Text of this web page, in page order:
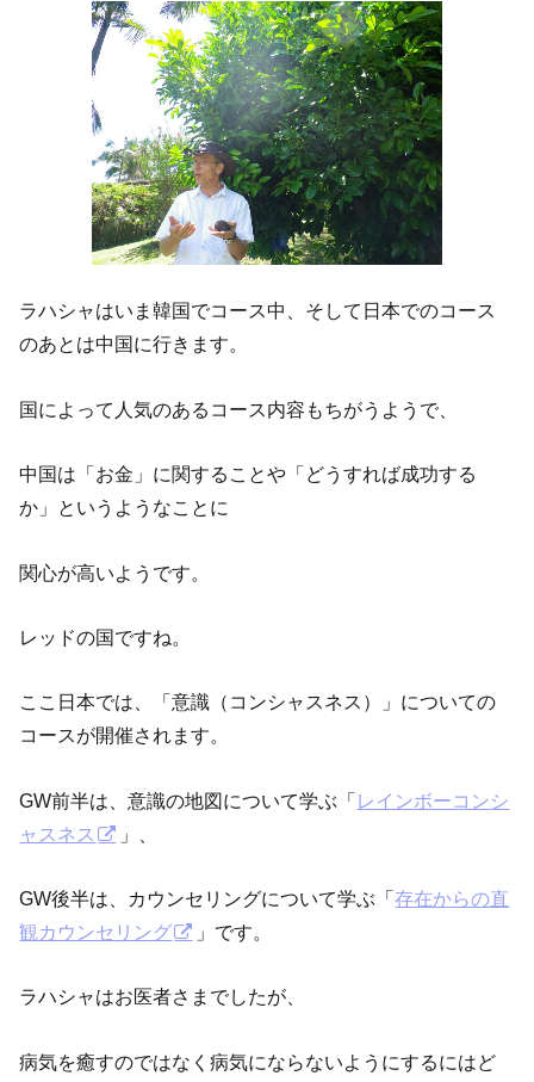
ラハシャはいま韓国でコース中、そして日本でのコース
のあとは中国に行きます。
国によって人気のあるコース内容もちがうようで、
中国は「お金」に関することや「どうすれば成功する
か」というようなことに
関心が高いようです。
レッドの国ですね。
ここ日本では、「意識（コンシャスネス）」についての
コースが開催されます。
GW前半は、意識の地図について学ぶ「レインボーコンシ
ャスネス
」、
GW後半は、カウンセリングについて学ぶ「存在からの直
観カウンセリング
」です。
ラハシャはお医者さまでしたが、
病気を癒すのではなく病気にならないようにするにはど